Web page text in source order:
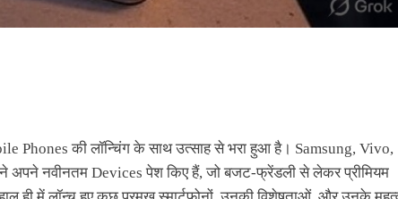
Phones की लॉन्चिंग के साथ उत्साह से भरा हुआ है। Samsung, Vivo,
नवीनतम Devices पेश किए हैं, जो बजट-फ्रेंडली से लेकर प्रीमियम